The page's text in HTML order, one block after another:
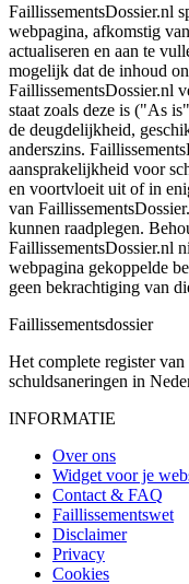
FaillissementsDossier.nl
webpagina, afkomstig
actualiseren en aan te
mogelijk dat de inhoud
FaillissementsDossier.nl
staat zoals deze is ("As
de deugdelijkheid,
anderszins.
aansprakelijkheid voor
en voortvloeit uit of in
van
kunnen raadplegen.
FaillissementsDossier.nl
webpagina gekoppelde
geen bekrachtiging van
Faillissementsdossier
Het complete register van
schuldsaneringen in
INFORMATIE
Over ons
Widget voor je
Contact & FAQ
Faillissementswet
Disclaimer
Privacy
Cookies